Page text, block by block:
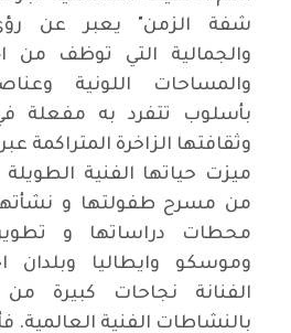
شفة الزمن" يعبر عن رؤى
والجمالية التي توظف من
والمساحات اللونية
بأسلوب تتفرد به مفعلة
وثقافتها الزاخرة المتراكمة
ميزت حياتها الفنية
من مسرح طفولتها و نشأتها
محطات دراساتها و
وموسكو وايطاليا
الفنانة نجاحات كبيرة
بالنشاطات الفنية العالمية.